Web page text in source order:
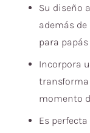
Su diseño
además
para
Incorpora
momento
Es